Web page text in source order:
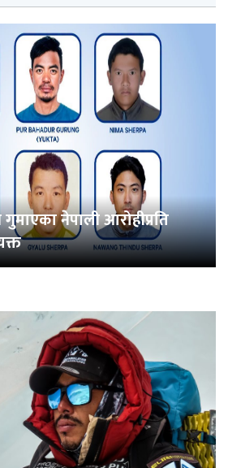
गुमाएका नेपाली आरोहीप्रति